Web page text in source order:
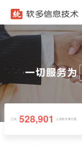
已有 528,901 人领取专属方案